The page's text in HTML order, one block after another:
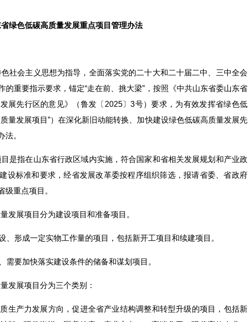
绿色低碳高质量发展重点项目 管理办法
社会主义思想为指导，全面落实党的二十大和二十届二中、三中全会
重要指示要求，锚定“走在前、挑大梁”，按照《中共山东省委山东省
展先行区的意见》（鲁发〔2025〕3号）要求，为有效发挥省绿色低
量发展项目”）在深化新旧动能转换、加快建设绿色低碳高质量发展先
法。
是指在山东省行政区域内实施，符合国家和省相关发展规划和产业政
设标准和要求，经省发展改革委按程序组织筛选，报请省委、省政府
级重点项目。
发展项目分为建设项目和准备项目。
、形成一定实物工作量的项目，包括新开工项目和续建项目。
需要加快落实建设条件的储备和谋划项目。
发展项目分为三个类别：
生产力发展方向，促进全省产业结构调整和转型升级的项目，包括新